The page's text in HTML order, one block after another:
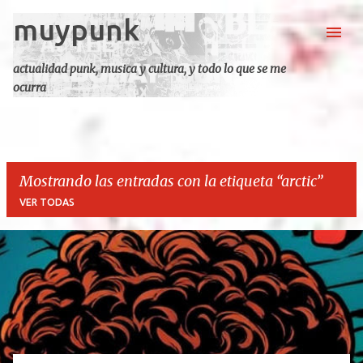
Ir al contenido principal
muypunk
actualidad punk, musica y cultura, y todo lo que se me
ocurra
Mostrando las entradas con la etiqueta arctic
VER TODAS
E
t
r
a